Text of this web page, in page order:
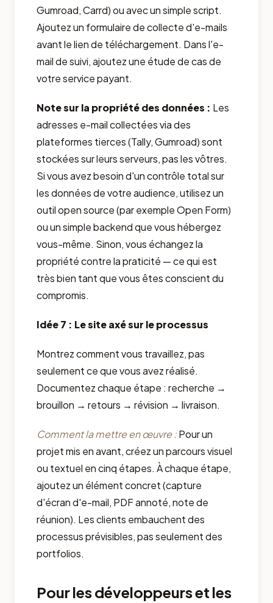
Gumroad, Carrd) ou avec un simple script.
Ajoutez un formulaire de collecte d'e-mails
avant le lien de téléchargement. Dans l'e-
mail de suivi, ajoutez une étude de cas de
votre service payant.
Note sur la propriété des données : Les
adresses e-mail collectées via des
plateformes tierces (Tally, Gumroad) sont
stockées sur leurs serveurs, pas les vôtres.
Si vous avez besoin d'un contrôle total sur
les données de votre audience, utilisez un
outil open source (par exemple Open Form)
ou un simple backend que vous hébergez
vous-même. Sinon, vous échangez la
propriété contre la praticité — ce qui est
très bien tant que vous êtes conscient du
compromis.
Idée 7 : Le site axé sur le processus
Montrez comment vous travaillez, pas
seulement ce que vous avez réalisé.
Documentez chaque étape : recherche →
brouillon → retours → révision → livraison.
Comment la mettre en œuvre :Pour un
projet mis en avant, créez un parcours visuel
ou textuel en cinq étapes. À chaque étape,
ajoutez un élément concret (capture
d'écran d'e-mail, PDF annoté, note de
réunion). Les clients embauchent des
processus prévisibles, pas seulement des
portfolios.
Pour les développeurs et les